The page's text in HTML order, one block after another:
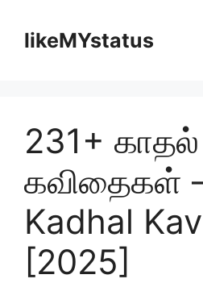
contentlikeMYstatus
231+ காதல்
கவிதைகள்
Kadhal
[2025]